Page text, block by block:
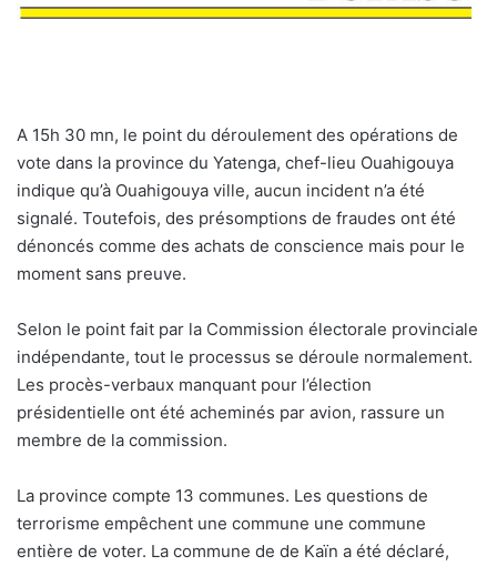
A 15h 30 mn, le point du déroulement des opérations de
vote dans la province du Yatenga, chef-lieu Ouahigouya
indique qu’à Ouahigouya ville, aucun incident n’a été
signalé. Toutefois, des présomptions de fraudes ont été
dénoncés comme des achats de conscience mais pour le
moment sans preuve.
Selon le point fait par la Commission électorale provinciale
indépendante, tout le processus se déroule normalement.
Les procès-verbaux manquant pour l’élection
présidentielle ont été acheminés par avion, rassure un
membre de la commission.
La province compte 13 communes. Les questions de
terrorisme empêchent une commune une commune
entière de voter. La commune de de Kaïn a été déclaré,